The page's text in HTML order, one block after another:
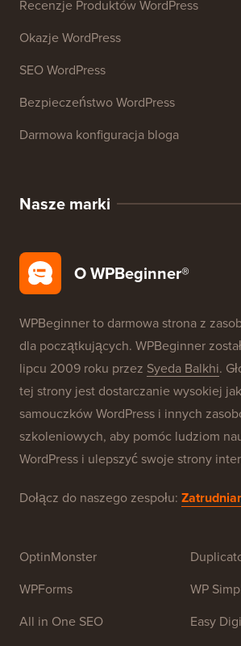
Zasoby
Kursy WordPress
Słownik WordPress
Recenzje Produktów WordPress
SEO WordPress
Darmowa konfiguracja bloga
Nasze marki
O WPBeginner®
WPBeginner to darmowa strona z
lipcu 2009 roku przezSyeda Balkhi.
szkoleniowych, aby pomóc ludziom
WordPress i ulepszyć swoje strony
Dołącz do naszego zespołu: